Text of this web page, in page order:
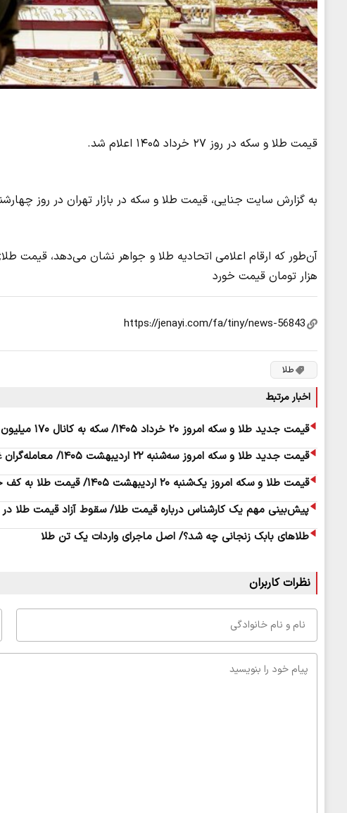
قیمت طلا و سکه در روز ۲۷ خرداد ۱۴۰۵ اعلام شد.
به گزارش سایت جنایی، قیمت طلا و سکه در بازار تهران در روز
هزار تومان قیمت خورد
طلا
اخبار مرتبط
قیمت جدید طلا و سکه امروز ۲۰ خرداد ۱۴۰۵/ سکه به کانال ۱۷۰ میلیون تومان سقوط کرد + جدول
قیمت جدید طلا و سکه امروز سه‌شنبه ۲۲ اردیبهشت ۱۴۰۵/ معامله‌گران غافلگیر شدند + جدول
قیمت طلا و سکه امروز یک‌شنبه ۲۰ اردیبهشت ۱۴۰۵/ قیمت طلا به کف خورد + جدول
پیش‌بینی مهم یک کارشناس درباره قیمت طلا/ سقوط آزاد قیمت طلا در
طلاهای بابک زنجانی چه شد؟/ اصل ماجرای واردات یک تن طلا
نظرات کاربران